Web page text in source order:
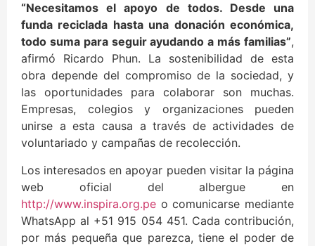
“Necesitamos el apoyo de todos. Desde una
funda reciclada hasta una donación económica,
todo suma para seguir ayudando a más familias”,
afirmó Ricardo Phun. La sostenibilidad de esta
obra depende del compromiso de la sociedad, y
las oportunidades para colaborar son muchas.
Empresas, colegios y organizaciones pueden
unirse a esta causa a través de actividades de
voluntariado y campañas de recolección.
Los interesados en apoyar pueden visitar la página
web oficial del albergue en
http://www.inspira.org.pe o comunicarse mediante
WhatsApp al +51 915 054 451. Cada contribución,
por más pequeña que parezca, tiene el poder de